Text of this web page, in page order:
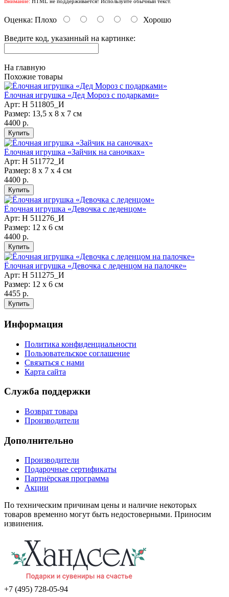
Оценка: Плохо Хорошо
Введите код, указанный на картинке:
На главную
Похожие товары
Ёлочная игрушка «Дед Мороз с подарками»
Арт: Н 511805_И
Размер: 13,5 х 8 х 7 см
4400 р.
Ёлочная игрушка «Зайчик на саночках»
Арт: Н 511772_И
Размер: 8 х 7 х 4 см
4400 р.
Ёлочная игрушка «Девочка с леденцом»
Арт: Н 511276_И
Размер: 12 х 6 см
4400 р.
Ёлочная игрушка «Девочка с леденцом на палочке»
Арт: Н 511275_И
Размер: 12 х 6 см
4455 р.
Информация
Политика конфиденциальности
Пользовательское соглашение
Связаться с нами
Карта сайта
Служба поддержки
Возврат товара
Производители
Дополнительно
Производители
Подарочные сертификаты
Партнёрская программа
Акции
По техническим причинам цены и наличие некоторых
товаров временно могут быть недостоверными. Приносим
извинения.
+7 (495) 728-05-94